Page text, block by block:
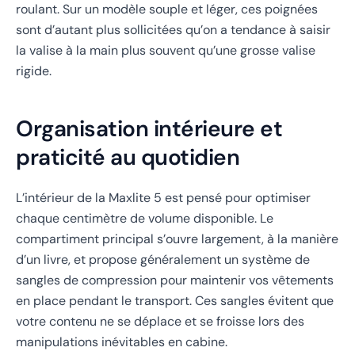
roulant. Sur un modèle souple et léger, ces poignées
sont d’autant plus sollicitées qu’on a tendance à saisir
la valise à la main plus souvent qu’une grosse valise
rigide.
Organisation intérieure et
praticité au quotidien
L’intérieur de la Maxlite 5 est pensé pour optimiser
chaque centimètre de volume disponible. Le
compartiment principal s’ouvre largement, à la manière
d’un livre, et propose généralement un système de
sangles de compression pour maintenir vos vêtements
en place pendant le transport. Ces sangles évitent que
votre contenu ne se déplace et se froisse lors des
manipulations inévitables en cabine.